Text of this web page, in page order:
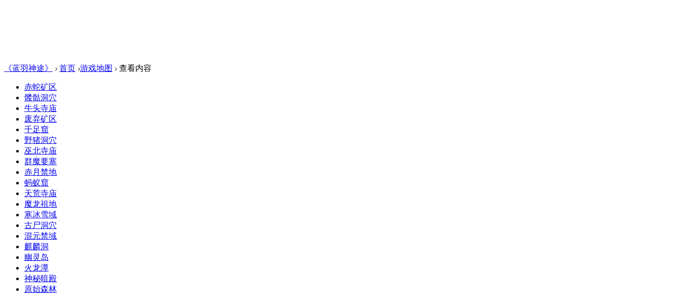
《蓝羽神途》 › 首页 ›游戏地图 › 查看内容
赤蛇矿区
髅骷洞穴
牛头寺庙
废弃矿区
千足窟
野猪洞穴
巫北寺庙
群魔要塞
赤月禁地
蚂蚁窟
天荒寺庙
魔龙祖地
寒冰雪域
古尸洞穴
混元禁域
麒麟洞
幽灵岛
火龙潭
神秘暗殿
原始森林